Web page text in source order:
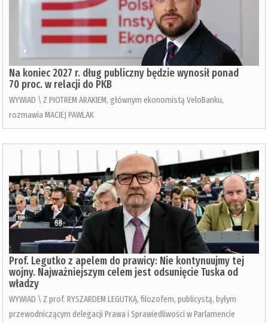
Na koniec 2027 r. dług publiczny będzie wynosił ponad
70 proc. w relacji do PKB
WYWIAD \ Z PIOTREM ARAKIEM, głównym ekonomistą VeloBanku,
rozmawia MACIEJ PAWLAK
Prof. Legutko z apelem do prawicy: Nie kontynuujmy tej
wojny. Najważniejszym celem jest odsunięcie Tuska od
władzy
WYWIAD \ Z prof. RYSZARDEM LEGUTKĄ, filozofem, publicystą, byłym
przewodniczącym delegacji Prawa i Sprawiedliwości w Parlamencie